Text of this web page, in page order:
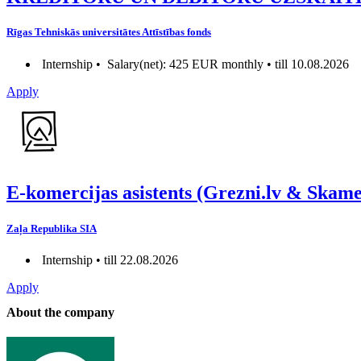
Rīgas Tehniskās universitātes Attīstības fonds
Internship • Salary(net): 425 EUR monthly • till 10.08.2026
Apply
E-komercijas asistents (Grezni.lv &
Zaļa Republika SIA
Internship • till 22.08.2026
Apply
About the company